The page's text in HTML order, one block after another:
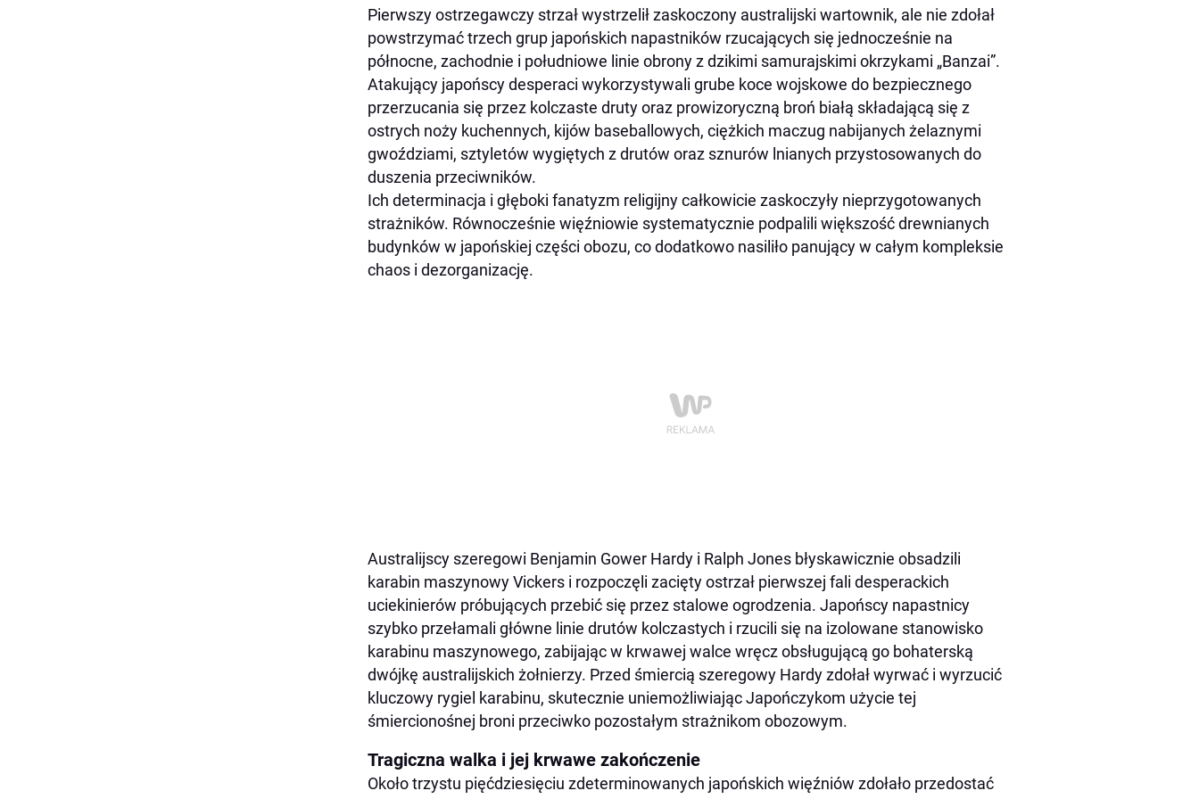
Pierwszy ostrzegawczy strzał wystrzelił zaskoczony australijski wartownik, ale nie zdołał
powstrzymać trzech grup japońskich napastników rzucających się jednocześnie na
północne, zachodnie i południowe linie obrony z dzikimi samurajskimi okrzykami „Banzai”.
Atakujący japońscy desperaci wykorzystywali grube koce wojskowe do bezpiecznego
przerzucania się przez kolczaste druty oraz prowizoryczną broń białą składającą się z
ostrych noży kuchennych, kijów baseballowych, ciężkich maczug nabijanych żelaznymi
gwoździami, sztyletów wygiętych z drutów oraz sznurów lnianych przystosowanych do
duszenia przeciwników.
Ich determinacja i głęboki fanatyzm religijny całkowicie zaskoczyły nieprzygotowanych
strażników. Równocześnie więźniowie systematycznie podpalili większość drewnianych
budynków w japońskiej części obozu, co dodatkowo nasiliło panujący w całym kompleksie
chaos i dezorganizację.
Australijscy szeregowi Benjamin Gower Hardy i Ralph Jones błyskawicznie obsadzili
karabin maszynowy Vickers i rozpoczęli zacięty ostrzał pierwszej fali desperackich
uciekinierów próbujących przebić się przez stalowe ogrodzenia. Japońscy napastnicy
szybko przełamali główne linie drutów kolczastych i rzucili się na izolowane stanowisko
karabinu maszynowego, zabijając w krwawej walce wręcz obsługującą go bohaterską
dwójkę australijskich żołnierzy. Przed śmiercią szeregowy Hardy zdołał wyrwać i wyrzucić
kluczowy rygiel karabinu, skutecznie uniemożliwiając Japończykom użycie tej
śmiercionośnej broni przeciwko pozostałym strażnikom obozowym.
Tragiczna walka i jej krwawe zakończenie
Około trzystu pięćdziesięciu zdeterminowanych japońskich więźniów zdołało przedostać